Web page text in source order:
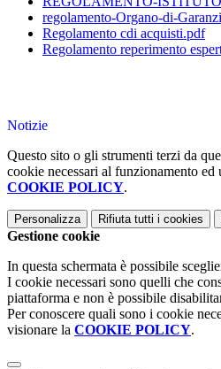
regolamento-Organo-di-
Regolamento cdi acquisti.pdf
Regolamento reperimento
Notizie
Questo sito o gli strumenti terzi da
cookie necessari al funzionamento
COOKIE POLICY.
Personalizza Rifiuta tutti i cookies
Gestione cookie
In questa schermata è possibile
I cookie necessari sono quelli che
piattaforma e non è possibile
Per conoscere quali sono i cookie
visionare la COOKIE POLICY.